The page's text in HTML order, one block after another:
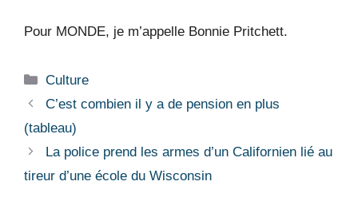
Pour MONDE, je m’appelle Bonnie Pritchett.
Catégories
Culture
C’est combien il y a de pension en plus
(tableau)
La police prend les armes d’un Californien lié au
tireur d’une école du Wisconsin